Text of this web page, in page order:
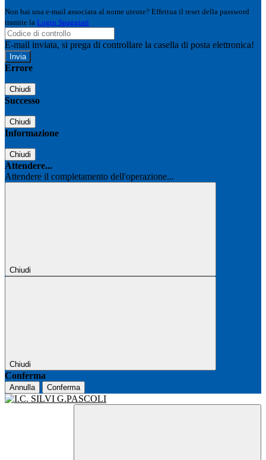
Non hai una e-mail associata al nome utente? Effettua il reset della password
tramite la Login Spaggiari
E-mail inviata, si prega di controllare la casella di posta elettronica!
Errore
Chiudi
Successo
Chiudi
Informazione
Chiudi
Attendere...
Attendere il completamento dell'operazione...
Chiudi
Chiudi
Conferma
Annulla Conferma